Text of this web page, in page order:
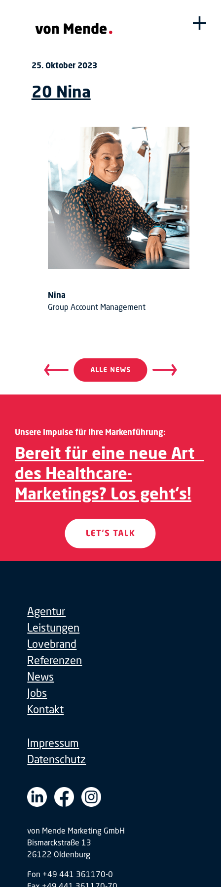
25. Oktober 2023
20 Nina
Nina
Group Account Management
Beitragsnavigation
Unsere Impulse für Ihre Markenführung:
Bereit für eine neue Art
des Healthcare-
Marketings? Los geht‘s!
von Mende Marketing GmbH
Bismarckstraße 13
26122 Oldenburg
Fon +49 441 361170-0
Agentur
Leistungen
Lovebrand
Referenzen
News
Jobs
Kontakt
Impressum
Datenschutz